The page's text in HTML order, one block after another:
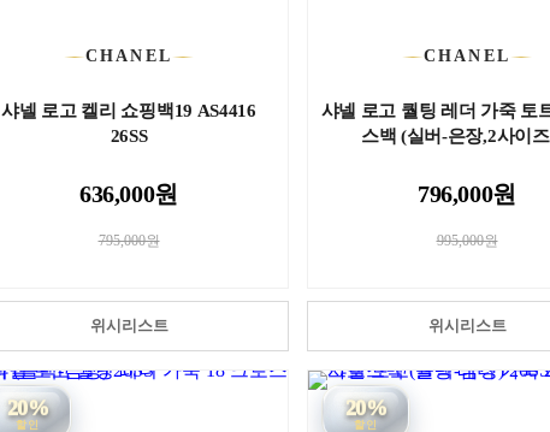
CHANEL
샤넬 로고 켈리 쇼핑백19 AS4416
26SS
636,000원
795,000원
위시리스트
CHANEL
샤넬 로고 퀄팅 레더 가죽 토
스백 (실버-은장,2사이
796,000원
995,000원
위시리스트
20%
할인
20%
할인